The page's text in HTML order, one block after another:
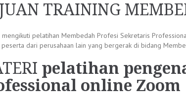
TRAINING
mengikuti pelatihan Membedah Profesi Sekretaris
peserta dari perusahaan lain yang bergerak di bidang
pelatihan
online Zoom